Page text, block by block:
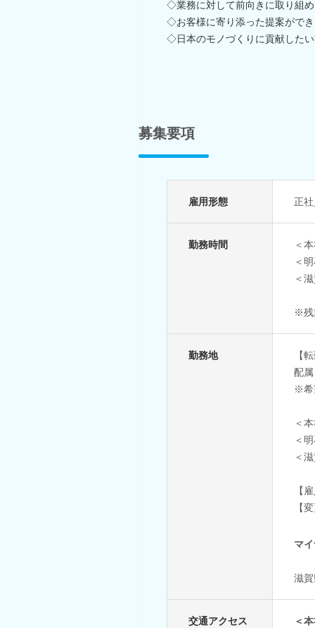
◇業務に対して前向きに取り組
◇お客様に寄り添った提案がで
◇日本のモノづくりに貢献した
募集要項
雇用形態 正
勤務時間
＜
＜
＜
※残
勤務地
【
配
※希
＜
＜
＜
【
【
マ
滋
交通アクセス ＜